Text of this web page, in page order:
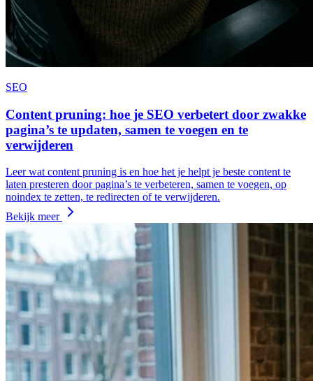
SEO
Content pruning: hoe je SEO verbetert door zwakke
pagina’s te updaten, samen te voegen en te
verwijderen
Leer wat content pruning is en hoe het je helpt je beste content te
laten presteren door pagina’s te verbeteren, samen te voegen, op
noindex te zetten, te redirecten of te verwijderen.
Bekijk meer